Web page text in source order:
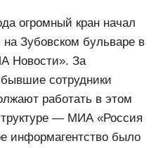
огромный кран начал
Зубовском бульваре в
Новости». За
сотрудники
работать в этом
— МИА «Россия
информагентство было